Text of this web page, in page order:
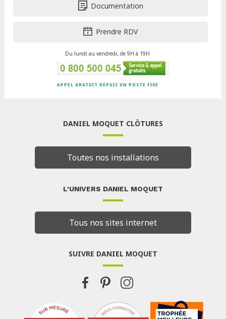
Documentation
Prendre RDV
Du lundi au vendredi, de 9H à 19H
APPEL GRATUIT DEPUIS UN POSTE FIXE
DANIEL MOQUET CLÔTURES
Toutes nos installations
L'UNIVERS DANIEL MOQUET
Tous nos sites internet
SUIVRE DANIEL MOQUET